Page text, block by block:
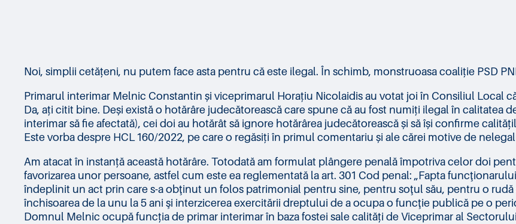
Noi, simplii cetățeni, nu putem face asta pentru că este ilegal. În schimb, monstruoasa coaliție PSD
Primarul interimar Melnic Constantin și viceprimarul Horațiu Nicolaidis au votat joi în Consiliul Local
Da, ați citit bine. Deși există o hotărâre judecătorească care spune că au fost numiți ilegal în calitatea
interimar să fie afectată), cei doi au hotărât să ignore hotărârea judecătorească și să își confirme
Este vorba despre HCL 160/2022, pe care o regăsiți în primul comentariu și ale cărei motive de
Am atacat în instanță această hotărâre. Totodată am formulat plângere penală împotriva celor doi
favorizarea unor persoane, astfel cum este ea reglementată la art. 301 Cod penal: „Fapta
îndeplinit un act prin care s-a obţinut un folos patrimonial pentru sine, pentru soţul său, pentru o
închisoarea de la unu la 5 ani şi interzicerea exercitării dreptului de a ocupa o funcţie publică pe o
Domnul Melnic ocupă funcția de primar interimar în baza fostei sale calități de Viceprimar al